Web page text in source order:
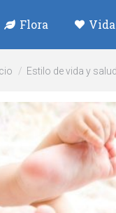
Flora
aquí:Estilo de vida y salud